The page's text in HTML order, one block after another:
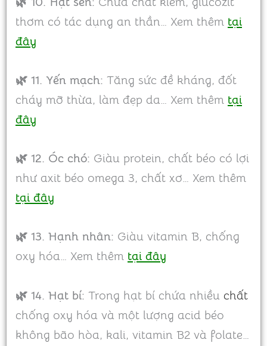
thơm có tác dụng an thần… Xem thêm tại
đây
🌿 11. Yến mạch: Tăng sức đề kháng, đốt
cháy mỡ thừa, làm đẹp da… Xem thêm tại
đây
🌿 12. Óc chó: Giàu protein, chất béo có lợi
như axit béo omega 3, chất xơ… Xem thêm
tại đây
🌿 13. Hạnh nhân: Giàu vitamin B, chống
oxy hóa… Xem thêm tại đây
🌿 14. Hạt bí: Trong hạt bí chứa nhiều chất
chống oxy hóa và một lượng acid béo
không bão hòa, kali, vitamin B2 và folate…